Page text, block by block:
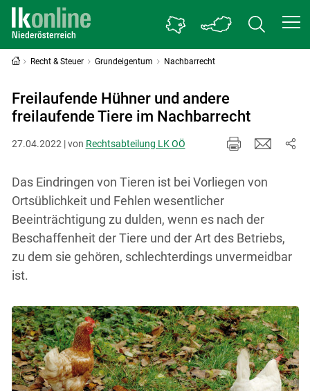
Recht & Steuer Grundeigentum Nachbarrecht
Freilaufende Hühner und andere
freilaufende Tiere im Nachbarrecht
27.04.2022 | von Rechtsabteilung LK OÖ
Das Eindringen von Tieren ist bei Vorliegen von
Ortsüblichkeit und Fehlen wesentlicher
Beeinträchtigung zu dulden, wenn es nach der
Beschaffenheit der Tiere und der Art des Betriebs,
zu dem sie gehören, schlechterdings unvermeidbar
ist.